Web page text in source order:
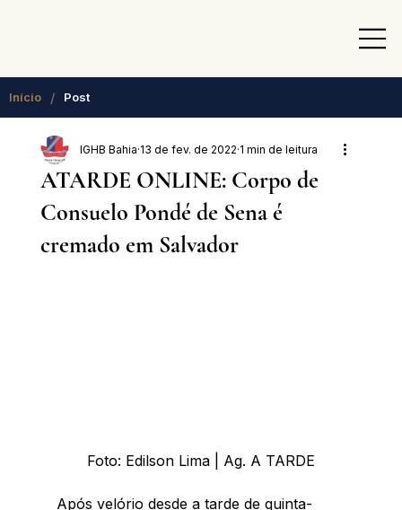
Início / Post
ATARDE ONLINE: Corpo de
Consuelo Pondé de Sena é
cremado em Salvador
IGHB Bahia 13 de fev. de 2022 1 min de leitura
Foto: Edilson Lima | Ag. A TARDE
Após velório desde a tarde de quinta-